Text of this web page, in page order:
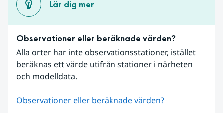
Lär dig mer
Observationer eller beräknade värden?
Alla orter har inte observationsstationer, istället
beräknas ett värde utifrån stationer i närheten
och modelldata.
Observationer eller beräknade värden?